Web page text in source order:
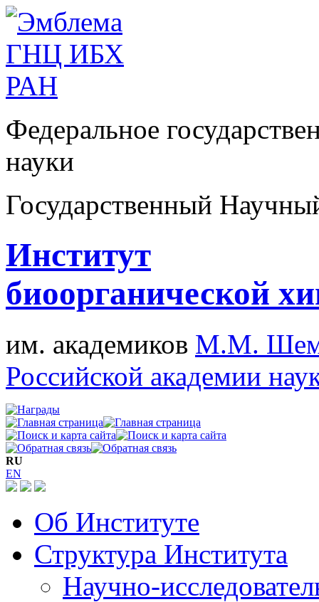
Федеральное
науки
Государственный
Институт
биоорганической
им. академиков М.М.
Российской академии
RU
EN
Об Институте
Структура Института
Научно-